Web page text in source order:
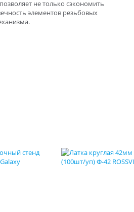
не только сэкономить
элементов резьбовых